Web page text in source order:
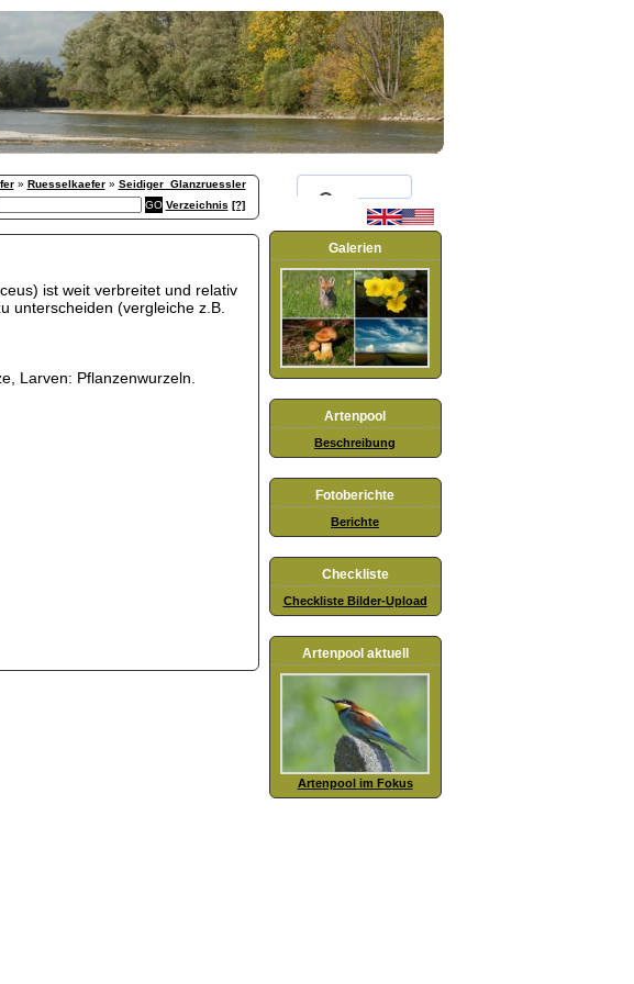
» Ruesselkaefer» Seidiger_Glanzruessler
Verzeichnis [?]
ist weit verbreitet und relativ
unterscheiden (vergleiche z.B.
Larven: Pflanzenwurzeln.
Galerien
Artenpool
Beschreibung
Fotoberichte
Berichte
Checkliste
Checkliste Bilder-Upload
Artenpool aktuell
Artenpool im Fokus